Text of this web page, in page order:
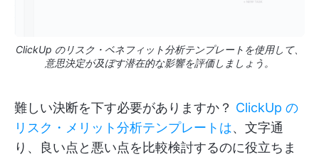
ClickUp のリスク・ベネフィット分析テンプレートを使用して、
意思決定が及ぼす潜在的な影響を評価しましょう。
難しい決断を下す必要がありますか？ ClickUp の
リスク・メリット分析テンプレートは、文字通
り、良い点と悪い点を比較検討するのに役立ちま